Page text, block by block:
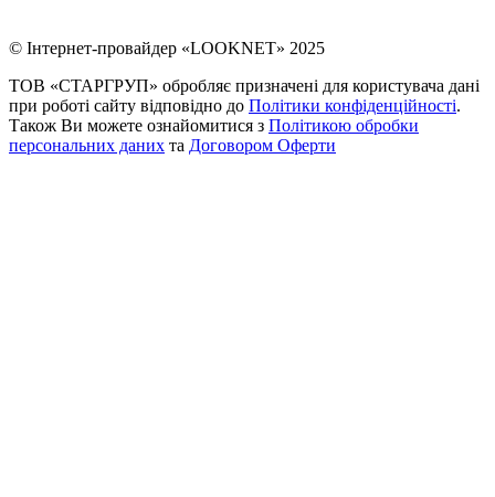
© Інтернет-провайдер «LOOKNET» 2025
ТОВ «СТАРГРУП» обробляє призначені для користувача дані
при роботі сайту відповідно до Політики конфіденційності.
Також Ви можете ознайомитися з Політикою обробки
персональних даних та Договором Оферти